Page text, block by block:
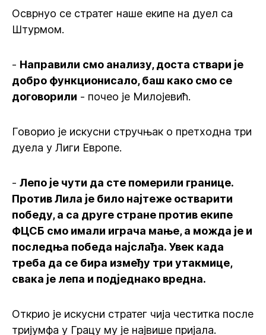
Осврнуо се стратег наше екипе на дуел са
Штурмом.
- Направили смо анализу, доста ствари је
добро функционисало, баш како смо се
договорили - почео је Милојевић.
Говорио је искусни стручњак о претходна три
дуела у Лиги Европе.
- Лепо је чути да сте померили границе.
Против Лила је било најтеже остварити
победу, а са друге стране против екипе
ФЦСБ смо имали играча мање, а можда је и
последња победа најслађа. Увек када
треба да се бира између три утакмице,
свака је лепа и подједнако вредна.
Открио је искусни стратег чија честитка после
тријумфа у Грацу му је највише пријала.